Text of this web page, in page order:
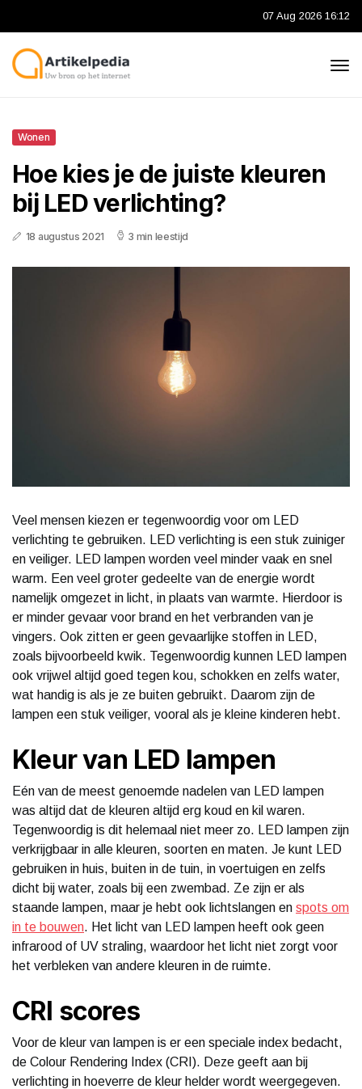
07 Aug 2026 16:12
Wonen
Hoe kies je de juiste kleuren
bij LED verlichting?
18 augustus 2021 3 min leestijd
Veel mensen kiezen er tegenwoordig voor om LED
verlichting te gebruiken. LED verlichting is een stuk zuiniger
en veiliger. LED lampen worden veel minder vaak en snel
warm. Een veel groter gedeelte van de energie wordt
namelijk omgezet in licht, in plaats van warmte. Hierdoor is
er minder gevaar voor brand en het verbranden van je
vingers. Ook zitten er geen gevaarlijke stoffen in LED,
zoals bijvoorbeeld kwik. Tegenwoordig kunnen LED lampen
ook vrijwel altijd goed tegen kou, schokken en zelfs water,
wat handig is als je ze buiten gebruikt. Daarom zijn de
lampen een stuk veiliger, vooral als je kleine kinderen hebt.
Kleur van LED lampen
Eén van de meest genoemde nadelen van LED lampen
was altijd dat de kleuren altijd erg koud en kil waren.
Tegenwoordig is dit helemaal niet meer zo. LED lampen zijn
verkrijgbaar in alle kleuren, soorten en maten. Je kunt LED
gebruiken in huis, buiten in de tuin, in voertuigen en zelfs
dicht bij water, zoals bij een zwembad. Ze zijn er als
staande lampen, maar je hebt ook lichtslangen en spots om
in te bouwen. Het licht van LED lampen heeft ook geen
infrarood of UV straling, waardoor het licht niet zorgt voor
het verbleken van andere kleuren in de ruimte.
CRI scores
Voor de kleur van lampen is er een speciale index bedacht,
de Colour Rendering Index (CRI). Deze geeft aan bij
verlichting in hoeverre de kleur helder wordt weergegeven.